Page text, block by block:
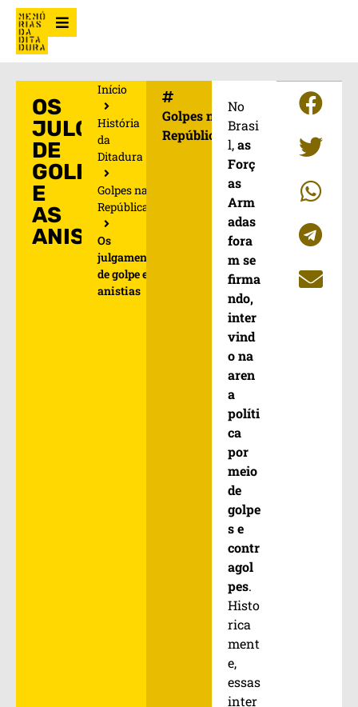
OS
JULGAMENTOS
DE
GOLPE
E
AS
ANISTIAS
Início
História
da
Ditadura
Golpes na
República
Os
julgamentos
de golpe e as
anistias
Golpes na
República
No
Brasi
l,as
Forç
as
Arm
adas
fora
m se
firma
ndo,
inter
vind
o na
aren
a
políti
ca
por
meio
de
golpe
s e
contr
agol
pes.
Histo
rica
ment
e,
essas
inter